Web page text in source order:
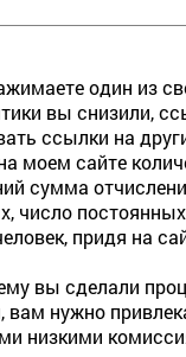
один из
вы снизили,
ссылки на
моем сайте
сумма
число
придя на
вы сделали
нужно
низкими